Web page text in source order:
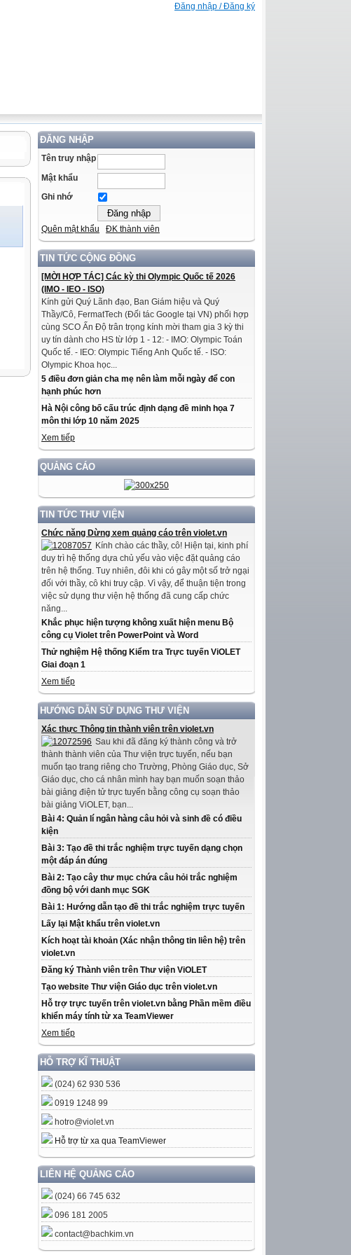
Đăng nhập / Đăng ký
ĐĂNG NHẬP
Tên truy nhập
Mật khẩu
Ghi nhớ
Quên mật khẩu ĐK thành viên
TIN TỨC CỘNG ĐỒNG
[MỜI HỢP TÁC] Các kỳ thi Olympic Quốc tế 2026
(IMO - IEO - ISO)
Kính gửi Quý Lãnh đạo, Ban Giám hiệu và Quý
Thầy/Cô, FermatTech (Đối tác Google tại VN) phối hợp
cùng SCO Ấn Độ trân trọng kính mời tham gia 3 kỳ thi
uy tín dành cho HS từ lớp 1 - 12: - IMO: Olympic Toán
Quốc tế. - IEO: Olympic Tiếng Anh Quốc tế. - ISO:
Olympic Khoa học...
5 điều đơn giản cha mẹ nên làm mỗi ngày để con
hạnh phúc hơn
Hà Nội công bố cấu trúc định dạng đề minh họa 7
môn thi lớp 10 năm 2025
Xem tiếp
QUẢNG CÁO
TIN TỨC THƯ VIỆN
Chức năng Dừng xem quảng cáo trên violet.vn
Kính chào các thầy, cô! Hiện tại, kinh phí
duy trì hệ thống dựa chủ yếu vào việc đặt quảng cáo
trên hệ thống. Tuy nhiên, đôi khi có gây một số trở ngại
đối với thầy, cô khi truy cập. Vì vậy, để thuận tiện trong
việc sử dụng thư viện hệ thống đã cung cấp chức
năng...
Khắc phục hiện tượng không xuất hiện menu Bộ
công cụ Violet trên PowerPoint và Word
Thử nghiệm Hệ thống Kiểm tra Trực tuyến ViOLET
Giai đoạn 1
Xem tiếp
HƯỚNG DẪN SỬ DỤNG THƯ VIỆN
Xác thực Thông tin thành viên trên violet.vn
Sau khi đã đăng ký thành công và trở
thành thành viên của Thư viện trực tuyến, nếu bạn
muốn tạo trang riêng cho Trường, Phòng Giáo dục, Sở
Giáo dục, cho cá nhân mình hay bạn muốn soạn thảo
bài giảng điện tử trực tuyến bằng công cụ soạn thảo
bài giảng ViOLET, bạn...
Bài 4: Quản lí ngân hàng câu hỏi và sinh đề có điều
kiện
Bài 3: Tạo đề thi trắc nghiệm trực tuyến dạng chọn
một đáp án đúng
Bài 2: Tạo cây thư mục chứa câu hỏi trắc nghiệm
đồng bộ với danh mục SGK
Bài 1: Hướng dẫn tạo đề thi trắc nghiệm trực tuyến
Lấy lại Mật khẩu trên violet.vn
Kích hoạt tài khoản (Xác nhận thông tin liên hệ) trên
violet.vn
Đăng ký Thành viên trên Thư viện ViOLET
Tạo website Thư viện Giáo dục trên violet.vn
Hỗ trợ trực tuyến trên violet.vn bằng Phần mềm điều
khiển máy tính từ xa TeamViewer
Xem tiếp
HỖ TRỢ KĨ THUẬT
(024) 62 930 536
0919 1248 99
hotro@violet.vn
Hỗ trợ từ xa qua TeamViewer
LIÊN HỆ QUẢNG CÁO
(024) 66 745 632
096 181 2005
contact@bachkim.vn